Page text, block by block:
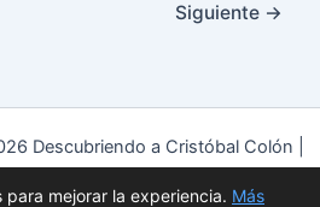
Siguiente →
Descubriendo a Cristóbal Colón |
para mejorar la experiencia. Más